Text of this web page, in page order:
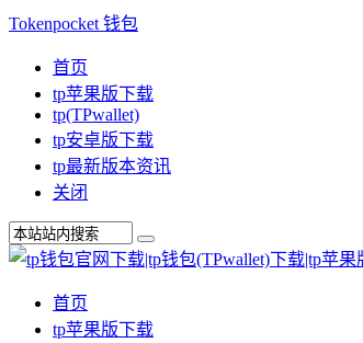
Tokenpocket 钱包
首页
tp苹果版下载
tp(TPwallet)
tp安卓版下载
tp最新版本资讯
关闭
首页
tp苹果版下载